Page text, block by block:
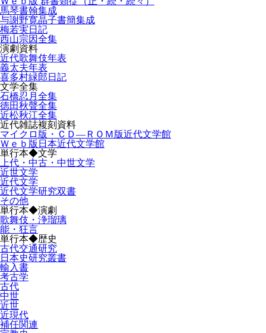
馬琴書翰集成
与謝野寛晶子書簡集成
梅若実日記
西山宗因全集
演劇資料
近代歌舞伎年表
義太夫年表
喜多村緑郎日記
文学全集
石橋忍月全集
徳田秋聲全集
近松秋江全集
近代雑誌複刻資料
マイクロ版・ＣＤ―ＲＯＭ版近代文学館
Ｗｅｂ版日本近代文学館
単行本◆文学
上代・中古・中世文学
近世文学
近代文学
近代文学研究双書
その他
単行本◆演劇
歌舞伎・浄瑠璃
能・狂言
単行本◆歴史
古代交通研究
日本史研究叢書
輸入書
考古学
古代
中世
近世
近現代
補任関連